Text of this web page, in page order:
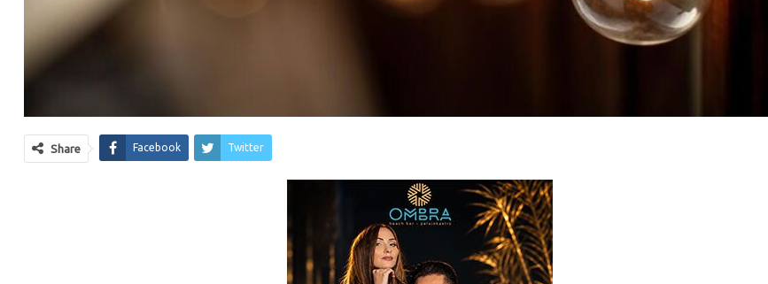
Share Facebook Twitter